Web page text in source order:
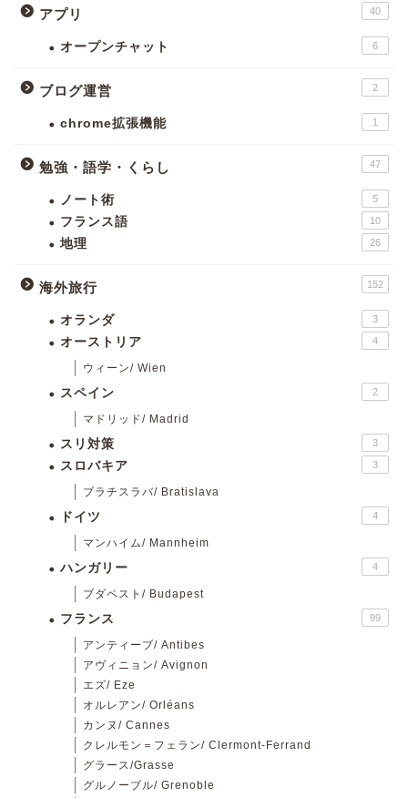
アプリ 40
オープンチャット 6
ブログ運営 2
chrome拡張機能 1
勉強・語学・くらし 47
ノート術 5
フランス語 10
地理 26
海外旅行 152
オランダ 3
オーストリア 4
ウィーン/ Wien
スペイン 2
マドリッド/ Madrid
スリ対策 3
スロバキア 3
ブラチスラバ/ Bratislava
ドイツ 4
マンハイム/ Mannheim
ハンガリー 4
ブダペスト/ Budapest
フランス 99
アンティーブ/ Antibes
アヴィニョン/ Avignon
エズ/ Eze
オルレアン/ Orléans
カンヌ/ Cannes
クレルモン＝フェラン/ Clermont-Ferrand
グラース/Grasse
グルノーブル/ Grenoble